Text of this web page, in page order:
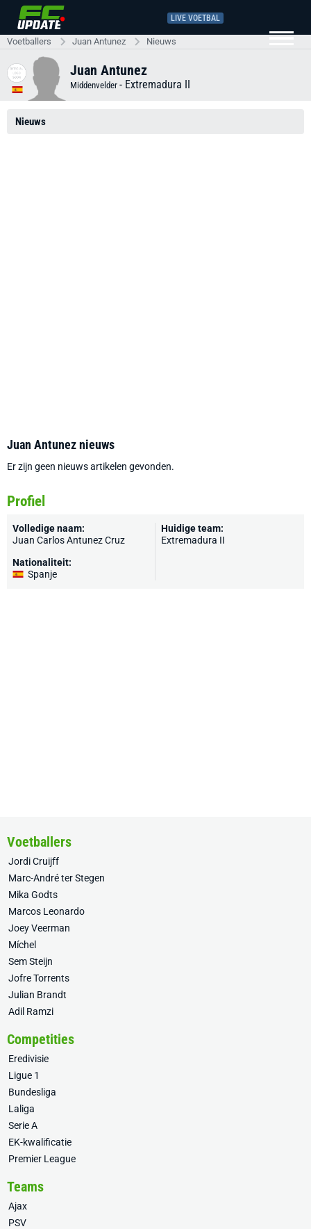
LIVE VOETBAL
Voetballers Juan Antunez Nieuws
Juan Antunez
Middenvelder - Extremadura II
Nieuws
Juan Antunez nieuws
Er zijn geen nieuws artikelen gevonden.
Profiel
Volledige naam:
Juan Carlos Antunez Cruz
Nationaliteit:
Spanje
Huidige team:
Extremadura II
Voetballers
Jordi Cruijff
Marc-André ter Stegen
Mika Godts
Marcos Leonardo
Joey Veerman
Míchel
Sem Steijn
Jofre Torrents
Julian Brandt
Adil Ramzi
Competities
Eredivisie
Ligue 1
Bundesliga
Laliga
Serie A
EK-kwalificatie
Premier League
Teams
Ajax
PSV